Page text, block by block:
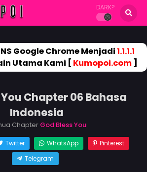
DARK?
Google Chrome Menjadi1.1.1.1
Utama Kami [ Kumopoi.com]
Chapter 06 Bahasa
Indonesia
Chapter God Bless You
Twitter WhatsApp
Pinterest
Telegram